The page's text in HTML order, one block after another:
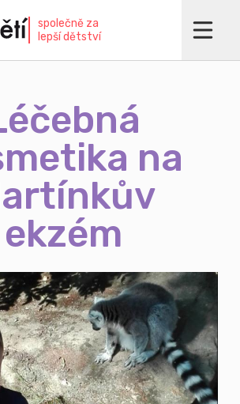
společně za
lepší dětství
na
ekzém